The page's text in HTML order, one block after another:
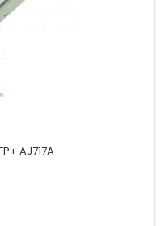
AJ717A